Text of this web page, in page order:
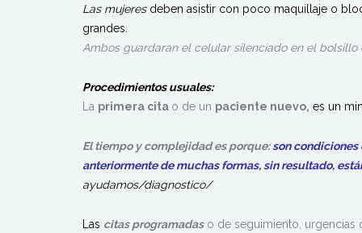
Las mujeresdeben asistir con poco maquillaje o
grandes.
Ambos guardaranel celular silenciado en el bolsillo
Procedimientos usuales:
La primera cita o de un paciente nuevo, es un
El tiempo y complejidad es porque:son condiciones
anteriormente de muchas formas, sin resultado,
ayudamos/diagnostico/
Las citas programadaso de seguimiento, urgencias